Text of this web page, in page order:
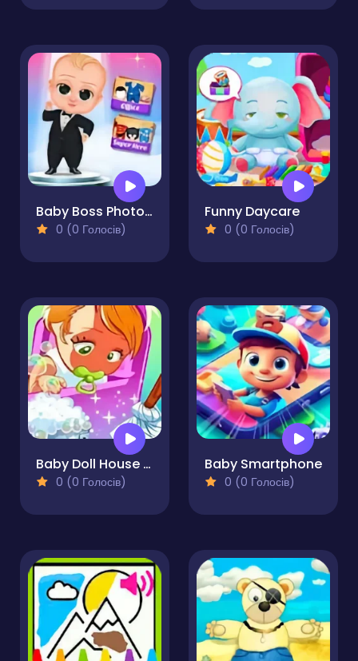
Baby Boss Photo Shoot
0 (0 Голосів)
Funny Daycare
0 (0 Голосів)
Baby Doll House Cleaning
0 (0 Голосів)
Baby Smartphone
0 (0 Голосів)